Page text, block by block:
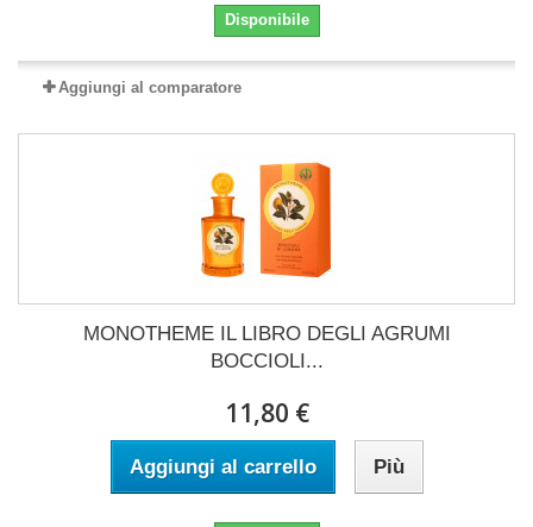
Disponibile
Aggiungi al comparatore
MONOTHEME IL LIBRO DEGLI AGRUMI
BOCCIOLI...
11,80 €
Aggiungi al carrello Più